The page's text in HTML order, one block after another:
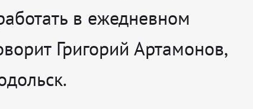
в ежедневном
Григорий Артамонов,